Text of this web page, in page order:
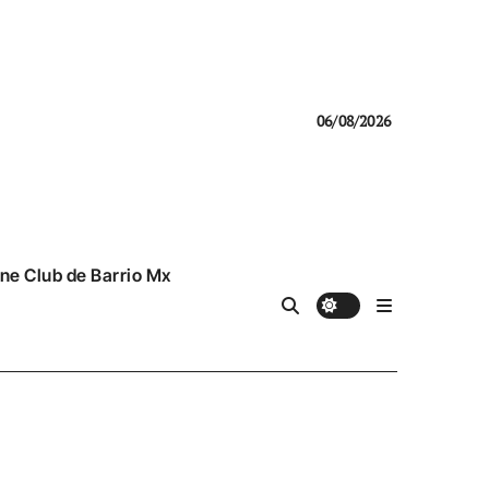
06/08/2026
Club de Barrio Mx